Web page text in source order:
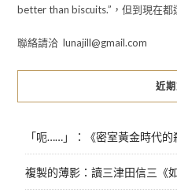
better than biscuits.”，但到現在都
聯絡請洽 lunajill@gmail.com
近
「呃……」：《密室黃金時代
複製的薄影：讀三津田信三《